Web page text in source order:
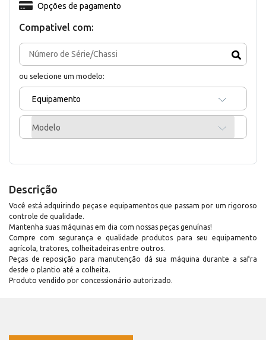
Compativel com:
ou selecione um modelo:
Equipamento
Modelo
Opções de pagamento
Descrição
Você está adquirindo peças e equipamentos que passam por um rigoroso
controle de qualidade.
Mantenha suas máquinas em dia com nossas peças genuínas!
Compre com segurança e qualidade produtos para seu equipamento
agrícola, tratores, colheitadeiras entre outros.
Peças de reposição para manutenção dá sua máquina durante a safra
desde o plantio até a colheita.
Produto vendido por concessionário autorizado.